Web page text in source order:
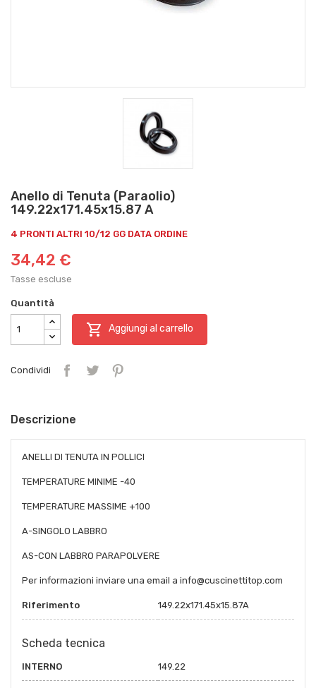
Anello di Tenuta (Paraolio)
149.22x171.45x15.87 A
4 PRONTI ALTRI 10/12 GG DATA ORDINE
34,42 €
Tasse escluse
Quantità
 Aggiungi al carrello
Condividi
Descrizione
ANELLI DI TENUTA IN POLLICI
TEMPERATURE MINIME -40
TEMPERATURE MASSIME +100
A-SINGOLO LABBRO
AS-CON LABBRO PARAPOLVERE
Per informazioni inviare una email a info@cuscinettitop.com
Riferimento 149.22x171.45x15.87A
Scheda tecnica
INTERNO 149.22